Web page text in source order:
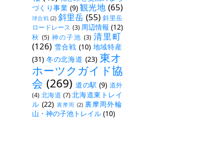
づくり事業 (9) 観光地 (65)
球合戦 (2) 斜里岳 (55) 斜里岳
ロードレース (3) 周辺情報 (12)
秋 (5) 神の子池 (3) 清里町
(126) 雪合戦 (10) 地域特産
(31) 冬の北海道 (23) 東オ
ホーツクガイド協
会 (269) 道の駅 (9) 道外
(4) 北海道 (7) 北海道東トレイ
ル (22) 裏摩周 (2) 裏摩周外輪
山・神の子池トレイル (10)